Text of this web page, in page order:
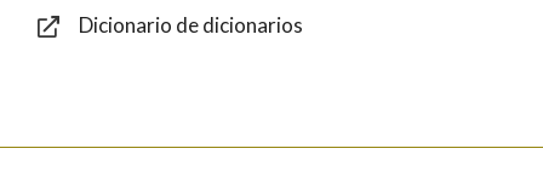
Dicionario de dicionarios